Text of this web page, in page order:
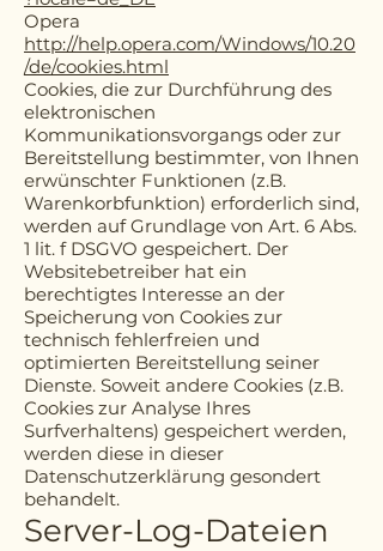
Opera
http://help.opera.com/Windows/10.20
/de/cookies.html
Cookies, die zur Durchführung des
elektronischen
Kommunikationsvorgangs oder zur
Bereitstellung bestimmter, von Ihnen
erwünschter Funktionen (z.B.
Warenkorbfunktion) erforderlich sind,
werden auf Grundlage von Art. 6 Abs.
1 lit. f DSGVO gespeichert. Der
Websitebetreiber hat ein
berechtigtes Interesse an der
Speicherung von Cookies zur
technisch fehlerfreien und
optimierten Bereitstellung seiner
Dienste. Soweit andere Cookies (z.B.
Cookies zur Analyse Ihres
Surfverhaltens) gespeichert werden,
werden diese in dieser
Datenschutzerklärung gesondert
behandelt.
Server-Log-Dateien